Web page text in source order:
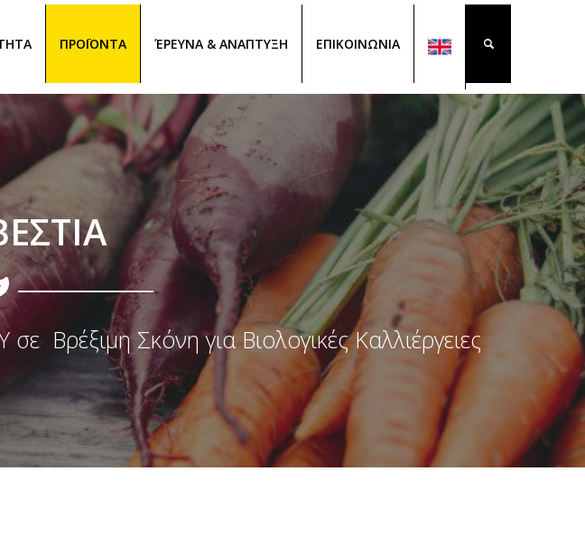
ΠΡΟΪΟΝΤΑ ΈΡΕΥΝΑ & ΑΝΑΠΤΥΞΗ ΕΠΙΚΟΙΝΩΝΙΑ
Σκόνη για Βιολογικές Καλλιέργειες